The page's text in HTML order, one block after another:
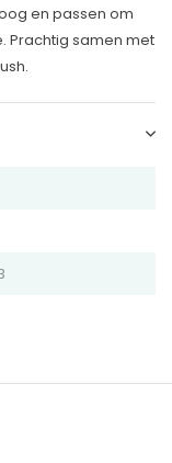
en passen om
Prachtig samen met